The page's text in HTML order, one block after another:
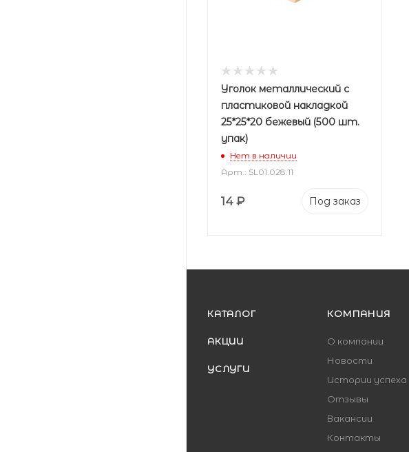
Уголок металлический с
пластиковой накладкой
25*25*20 бежевый (500 шт.
упак)
Нет в наличии
Арт.: SL01.028.11
14 ₽ Под заказ
КАТАЛОГ
АКЦИИ
УСЛУГИ
КОМПАНИЯ
О компании
Новости
Истории успеха
Отзывы
Вакансии
Контакты